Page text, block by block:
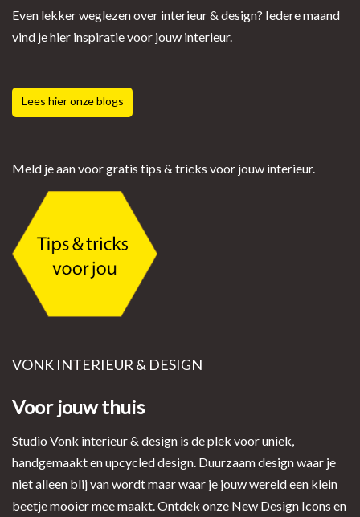
Even lekker weglezen over interieur & design? Iedere maand
vind je hier inspiratie voor jouw interieur.
Lees hier onze blogs
Meld je aan voor gratis tips & tricks voor jouw interieur.
VONK INTERIEUR & DESIGN
Voor jouw thuis
Studio Vonk interieur & design is de plek voor uniek,
handgemaakt en upcycled design. Duurzaam design waar je
niet alleen blij van wordt maar waar je jouw wereld een klein
beetje mooier mee maakt. Ontdek onze New Design Icons en